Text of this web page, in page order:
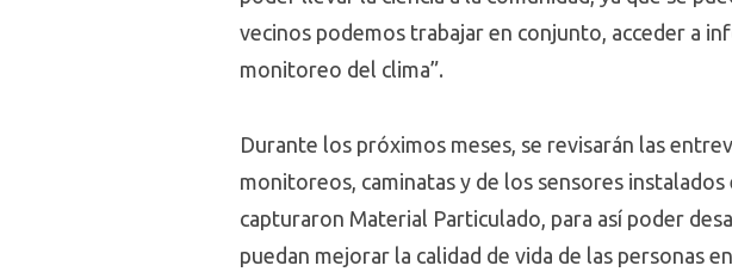
vecinos podemos trabajar en conjunto, acceder a
monitoreo del clima”.
Durante los próximos meses, se revisarán las
monitoreos, caminatas y de los sensores
capturaron Material Particulado, para así poder
puedan mejorar la calidad de vida de las personas